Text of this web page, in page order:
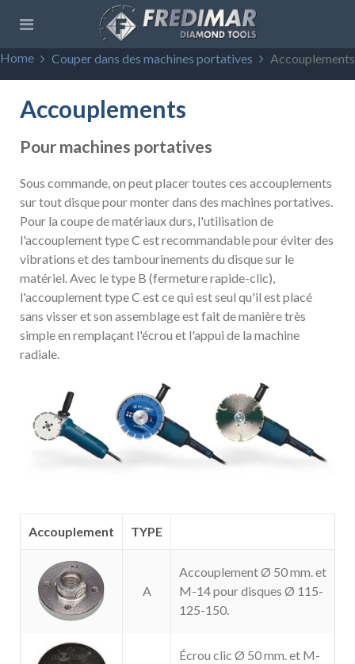
Home Couper dans des machines portatives Accouplements
Accouplements
Pour machines portatives
Sous commande, on peut placer toutes ces accouplements
sur tout disque pour monter dans des machines portatives.
Pour la coupe de matériaux durs, l'utilisation de
l'accouplement type C est recommandable pour éviter des
vibrations et des tambourinements du disque sur le
matériel. Avec le type B (fermeture rapide-clic),
l'accouplement type C est ce qui est seul qu'il est placé
sans visser et son assemblage est fait de manière très
simple en remplaçant l'écrou et l'appui de la machine
radiale.
Accouplement TYPE
A
Accouplement Ø 50 mm. et
M-14 pour disques Ø 115-
125-150.
Écrou clic Ø 50 mm. et M-